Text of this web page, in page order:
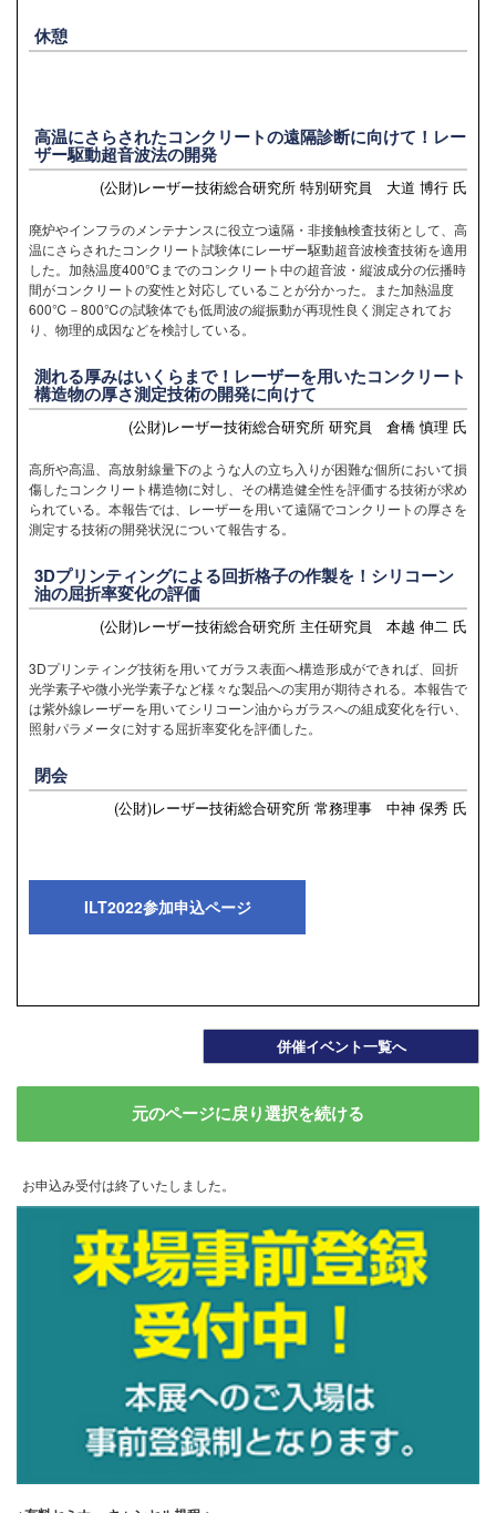
休憩
高温にさらされたコンクリートの遠隔診断に向けて！レー
ザー駆動超音波法の開発
(公財)レーザー技術総合研究所 特別研究員 大道 博行 氏
廃炉やインフラのメンテナンスに役立つ遠隔・非接触検査技術として、高
温にさらされたコンクリート試験体にレーザー駆動超音波検査技術を適用
した。加熱温度400℃までのコンクリート中の超音波・縦波成分の伝播時
間がコンクリートの変性と対応していることが分かった。また加熱温度
600℃－800℃の試験体でも低周波の縦振動が再現性良く測定されてお
り、物理的成因などを検討している。
測れる厚みはいくらまで！レーザーを用いたコンクリート
構造物の厚さ測定技術の開発に向けて
(公財)レーザー技術総合研究所 研究員 倉橋 慎理 氏
高所や高温、高放射線量下のような人の立ち入りが困難な個所において損
傷したコンクリート構造物に対し、その構造健全性を評価する技術が求め
られている。本報告では、レーザーを用いて遠隔でコンクリートの厚さを
測定する技術の開発状況について報告する。
3Dプリンティングによる回折格子の作製を！シリコーン
油の屈折率変化の評価
(公財)レーザー技術総合研究所 主任研究員 本越 伸二 氏
3Dプリンティング技術を用いてガラス表面へ構造形成ができれば、回折
光学素子や微小光学素子など様々な製品への実用が期待される。本報告で
は紫外線レーザーを用いてシリコーン油からガラスへの組成変化を行い、
照射パラメータに対する屈折率変化を評価した。
閉会
(公財)レーザー技術総合研究所 常務理事 中神 保秀 氏
ILT2022参加申込ページ
併催イベント一覧へ
元のページに戻り選択を続ける
お申込み受付は終了いたしました。